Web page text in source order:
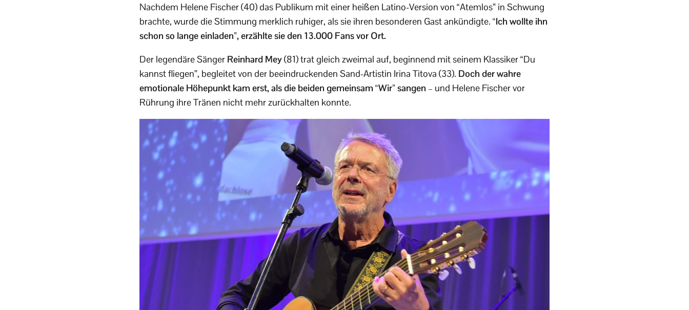
Nachdem Helene Fischer (40) das Publikum mit einer heißen Latino-Version von “Atemlos” in Schwung
brachte, wurde die Stimmung merklich ruhiger, als sie ihren besonderen Gast ankündigte. “Ich wollte ihn
schon so lange einladen”, erzählte sie den 13.000 Fans vor Ort.
Der legendäre Sänger Reinhard Mey(81) trat gleich zweimal auf, beginnend mit seinem Klassiker “Du
kannst fliegen”, begleitet von der beeindruckenden Sand-Artistin Irina Titova (33). Doch der wahre
emotionale Höhepunkt kam erst, als die beiden gemeinsam “Wir” sangen – und Helene Fischer vor
Rührung ihre Tränen nicht mehr zurückhalten konnte.